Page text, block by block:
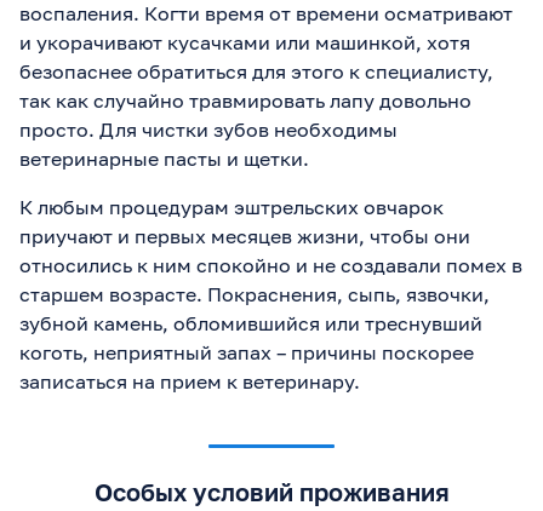
воспаления. Когти время от времени осматривают
и укорачивают кусачками или машинкой, хотя
безопаснее обратиться для этого к специалисту,
так как случайно травмировать лапу довольно
просто. Для чистки зубов необходимы
ветеринарные пасты и щетки.
К любым процедурам эштрельских овчарок
приучают и первых месяцев жизни, чтобы они
относились к ним спокойно и не создавали помех в
старшем возрасте. Покраснения, сыпь, язвочки,
зубной камень, обломившийся или треснувший
коготь, неприятный запах – причины поскорее
записаться на прием к ветеринару.
Особых условий проживания